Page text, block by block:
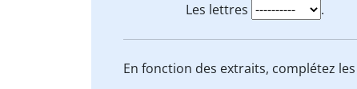
Les lettres .
En fonction des extraits, complétez